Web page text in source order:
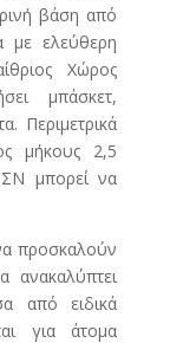
βάση από
με ελεύθερη
Χώρος
μπάσκετ,
Περιμετρικά
μήκους 2,5
μπορεί να
προσκαλούν
ανακαλύπτει
από ειδικά
για άτομα